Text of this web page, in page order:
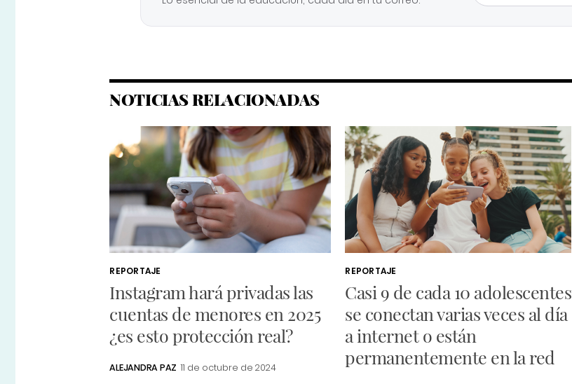
NOTICIAS RELACIONADAS
REPORTAJE
Instagram hará privadas las
cuentas de menores en 2025
¿es esto protección real?
ALEJANDRA PAZ 11 de octubre de 2024
REPORTAJE
Casi 9 de cada 10 adolescentes
se conectan varias veces al día
a internet o están
permanentemente en la red